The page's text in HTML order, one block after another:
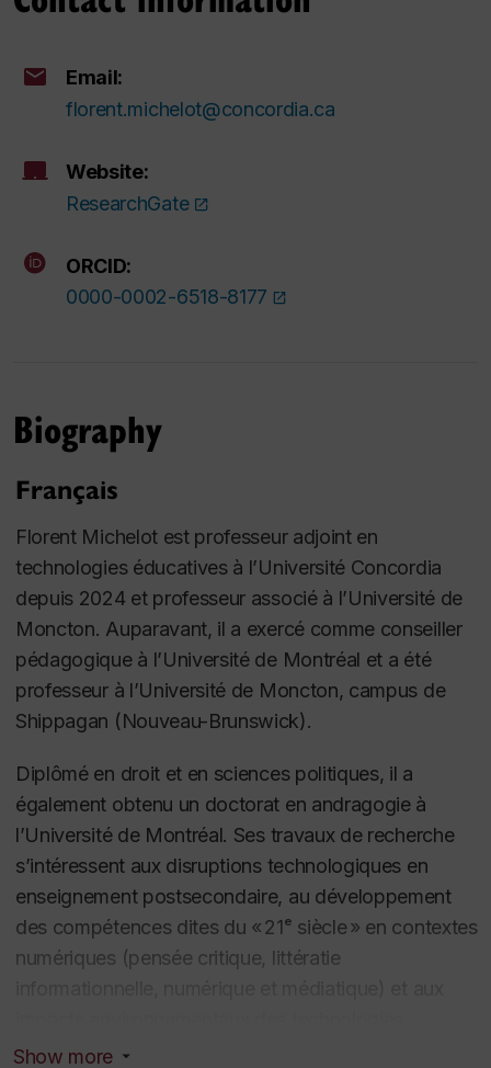
Email:
florent.michelot@concordia.ca
Website:
ResearchGate
ORCID:
0000-0002-6518-8177
Biography
Français
Florent Michelot est professeur adjoint en
technologies éducatives à l’Université Concordia
depuis 2024 et professeur associé à l’Université de
Moncton. Auparavant, il a exercé comme conseiller
pédagogique à l’Université de Montréal et a été
professeur à l’Université de Moncton, campus de
Shippagan (Nouveau-Brunswick).
Diplômé en droit et en sciences politiques, il a
également obtenu un doctorat en andragogie à
l’Université de Montréal. Ses travaux de recherche
s’intéressent aux disruptions technologiques en
enseignement postsecondaire, au développement
des compétences dites du « 21ᵉ siècle » en contextes
numériques (pensée critique, littératie
éducatives et de la désinformation en ligne.
Show more